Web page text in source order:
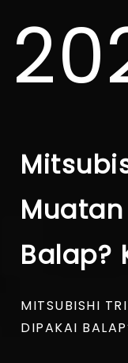
Balap?
MITSUBISHI
DIPAKAI